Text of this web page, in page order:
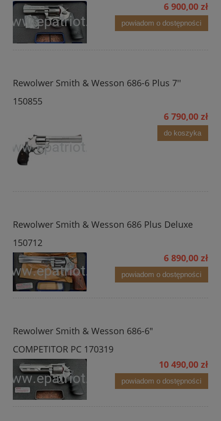
6 900,00 zł
powiadom o dostępności
Rewolwer Smith & Wesson 686-6 Plus 7''
150855
6 790,00 zł
do koszyka
Rewolwer Smith & Wesson 686 Plus Deluxe
150712
6 890,00 zł
powiadom o dostępności
Rewolwer Smith & Wesson 686-6"
COMPETITOR PC 170319
10 490,00 zł
powiadom o dostępności